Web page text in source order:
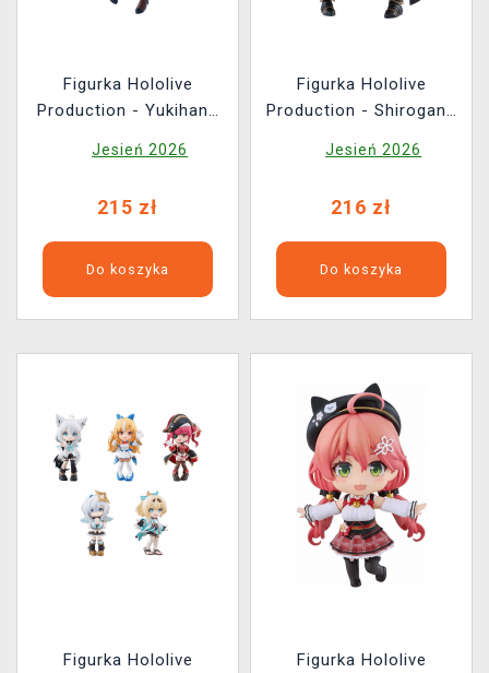
Figurka Hololive
Production - Yukihana
Company)
Jesień 2026
215 zł
Do koszyka
Figurka Hololive
Production - Shirogane
Company)
Jesień 2026
216 zł
Do koszyka
Figurka Hololive
Figurka Hololive